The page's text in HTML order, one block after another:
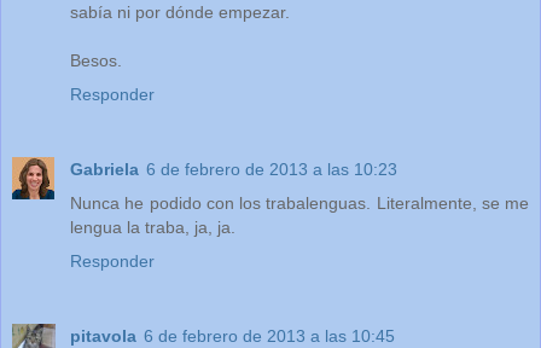
sabía ni por dónde empezar.
Besos.
Responder
Gabriela 6 de febrero de 2013 a las 10:23
Nunca he podido con los trabalenguas. Literalmente, se me
lengua la traba, ja, ja.
Responder
pitavola 6 de febrero de 2013 a las 10:45